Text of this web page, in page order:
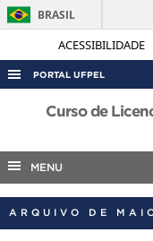
ACESSIBILIDADE
BRASIL
PORTAL UFPEL
ACESSO À INFORMAÇÃO
COBALTO
CONCURSOS
Curso de
MENU
ARQUIVO DE